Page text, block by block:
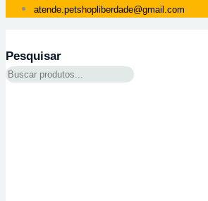
atende.petshopliberdade@gmail.com
Pesquisar